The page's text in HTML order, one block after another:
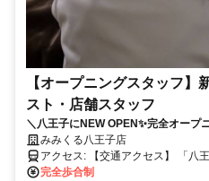
【オープニングスタッフ】
スト・店舗スタッフ
＼八王子にNEW OPEN✨完全オープ
みみくる八王子店
アクセス: 【交通アクセス】 「八王子駅」より徒歩2分 ＜通勤ラクラ
クの好立地！＞ 駅チカで徒歩2分の好立地なので、天気が悪い日でも
完全歩合制